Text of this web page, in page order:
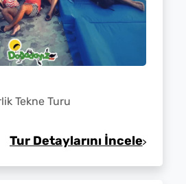
Tekne Turu
Tur Detaylarını İncele